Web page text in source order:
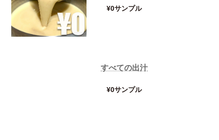
¥0サンプル
すべての出汁
¥0サンプル